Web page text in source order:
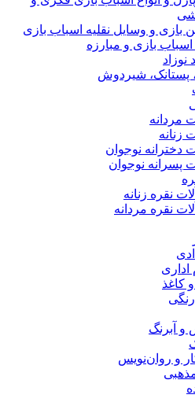
بازی و وسایل نقلیه اسباب بازی
بازی و مبارزه
نوزاد
پستانک، شیردوش
مردانه
زنانه
دخترانه نوجوان
پسرانه نوجوان
نقره زنانه
نقره مردانه
اداری
کاغذ
و آبرنگ
و روان‌نویس